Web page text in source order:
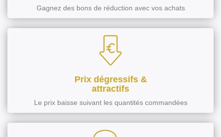
Gagnez des bons de réduction avec vos achats
Prix dégressifs &
attractifs
Le prix baisse suivant les quantités commandées